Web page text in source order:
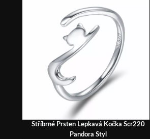
Stříbrné Prsten Lepkavá Kočka Scr220
Pandora Styl